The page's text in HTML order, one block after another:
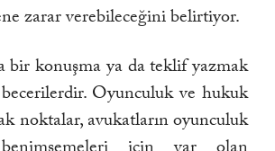
zarar verebileceğini belirtiyor.
bir konuşma ya da teklif yazmak
Oyunculuk ve hukuk
noktalar, avukatların oyunculuk
için var olan